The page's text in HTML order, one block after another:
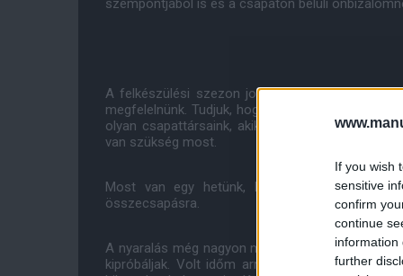
If you wish
sensitive
confirm
continue
information
further
szempontjából is és a csapaton belüli
A felkészülési szezon jobban vagy
megfelelnünk. Tudjuk, hogy még csak augusztus
olyan csapattársaink, akik hosszú idő óta nem
van szükség most.
Most van egy hetünk, hogy felkészüljünk a
összecsapásra.
A nyaralás még nagyon messzinek tűnik, de
kipróbáljak. Volt időm arra, hogy